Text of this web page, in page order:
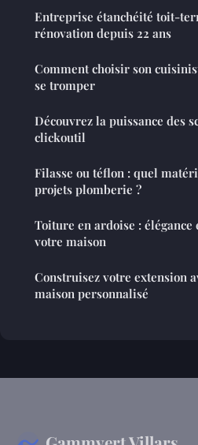
Entreprise étanchéité toit-
rénovation depuis 22 ans
Comment choisir son
se tromper
Découvrez la puissance des
clickoutil
Filasse ou téflon : quel
projets plomberie ?
Toiture en ardoise :
votre maison
Construisez votre extension
maison personnalisé